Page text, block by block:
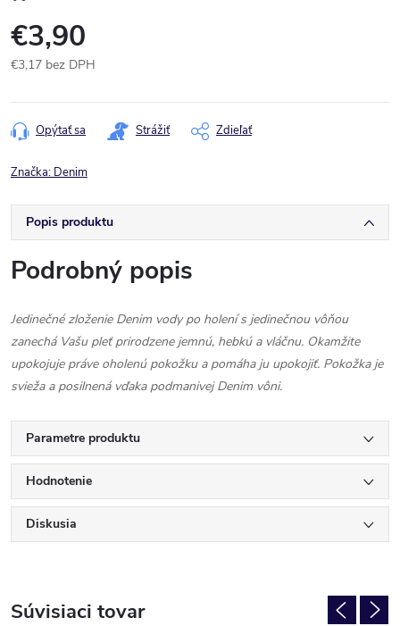
€3,90
€3,17 bez DPH
cena:
Opýtať sa Strážiť Zdieľať
Značka: Denim
Popis produktu
Podrobný popis
Jedinečné zloženie Denim vody po holení s jedinečnou vôňou
zanechá Vašu pleť prirodzene jemnú, hebkú a vláčnu. Okamžite
upokojuje práve oholenú pokožku a pomáha ju upokojiť. Pokožka je
svieža a posilnená vďaka podmanivej Denim vôni.
Parametre produktu
Hodnotenie
Diskusia
Súvisiaci tovar